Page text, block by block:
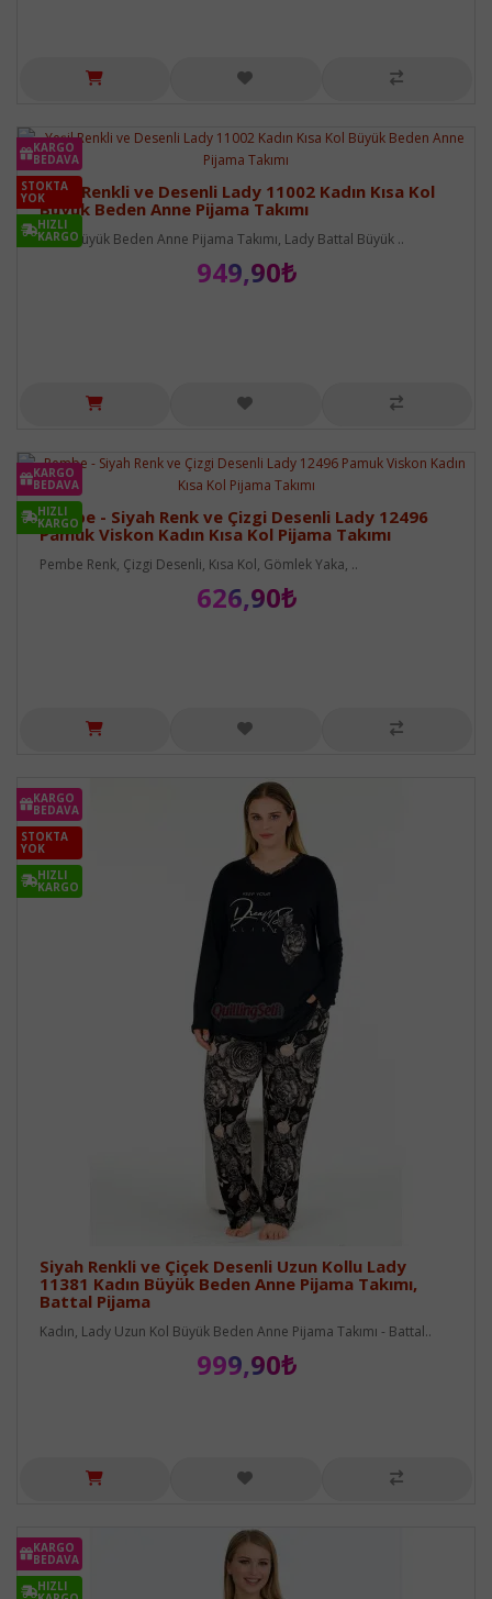
KARGO
BEDAVA
STOKTA
YOK
HIZLI
KARGO
Yeşil Renkli ve Desenli Lady 11002 Kadın Kısa Kol
Büyük Beden Anne Pijama Takımı
Lady Büyük Beden Anne Pijama Takımı, Lady Battal Büyük ..
949,90₺
KARGO
BEDAVA
HIZLI
KARGO
Pembe - Siyah Renk ve Çizgi Desenli Lady 12496
Pamuk Viskon Kadın Kısa Kol Pijama Takımı
Pembe Renk, Çizgi Desenli, Kısa Kol, Gömlek Yaka, ..
626,90₺
KARGO
BEDAVA
STOKTA
YOK
HIZLI
KARGO
Siyah Renkli ve Çiçek Desenli Uzun Kollu Lady
11381 Kadın Büyük Beden Anne Pijama Takımı,
Battal Pijama
Kadın, Lady Uzun Kol Büyük Beden Anne Pijama Takımı - Battal..
999,90₺
KARGO
BEDAVA
HIZLI